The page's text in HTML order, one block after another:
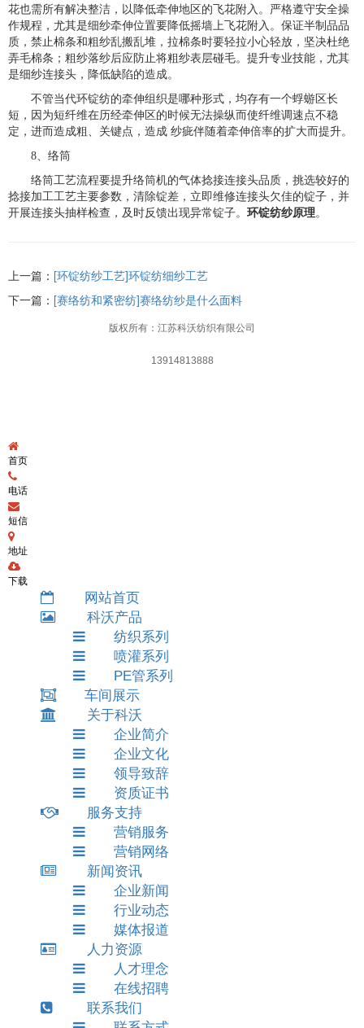
花也需所有解决整洁，以降低牵伸地区的飞花附入。严格遵守安全操
作规程，尤其是细纱牵伸位置要降低摇墙上飞花附入。保证半制品品
质，禁止棉条和粗纱乱搬乱堆，拉棉条时要轻拉小心轻放，坚决杜绝
弄毛棉条；粗纱落纱后应防止将粗纱表层碰毛。提升专业技能，尤其
是细纱连接头，降低缺陷的造成。
不管当代环锭纺的牵伸组织是哪种形式，均存有一个蜉蝣区长
短，因为短纤维在历经牵伸区的时候无法操纵而使纤维调速点不稳
定，进而造成粗、关键点，造成 纱疵伴随着牵伸倍率的扩大而提升。
8、络筒
络筒工艺流程要提升络筒机的气体捻接连接头品质，挑选较好的
捻接加工工艺主要参数，清除锭差，立即维修连接头欠佳的锭子，并
开展连接头抽样检查，及时反馈出现异常锭子。 环锭纺纱原理。
上一篇： [环锭纺纱工艺]环锭纺细纱工艺
下一篇： [赛络纺和紧密纺]赛络纺纱是什么面料
版权所有：江苏科沃纺织有限公司
13914813888
首页
电话
短信
地址
下载
网站首页
科沃产品
纺织系列
喷灌系列
PE管系列
车间展示
关于科沃
企业简介
企业文化
领导致辞
资质证书
服务支持
营销服务
营销网络
新闻资讯
企业新闻
行业动态
媒体报道
人力资源
人才理念
在线招聘
联系我们